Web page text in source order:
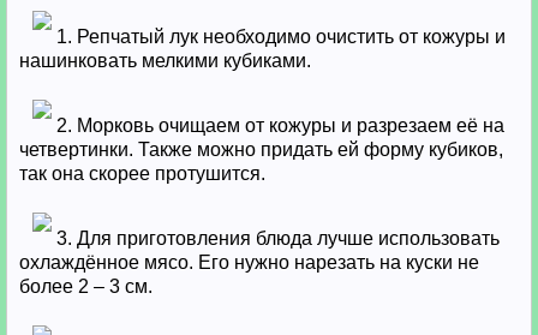
1. Репчатый лук необходимо очистить от кожуры и
нашинковать мелкими кубиками.
2. Морковь очищаем от кожуры и разрезаем её на
четвертинки. Также можно придать ей форму кубиков,
так она скорее протушится.
3. Для приготовления блюда лучше использовать
охлаждённое мясо. Его нужно нарезать на куски не
более 2 – 3 см.